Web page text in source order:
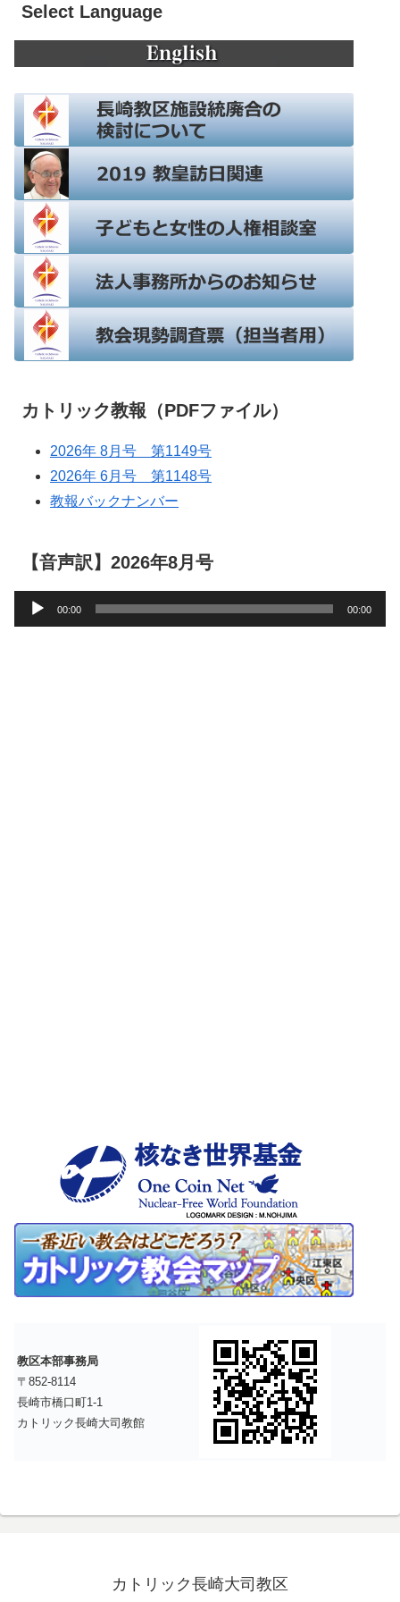
Select Language
カトリック教報（PDFファイル）
2026年 8月号 第1149号
2026年 6月号 第1148号
教報バックナンバー
【音声訳】2026年8月号
声
00:00 00:00
教区本部事務局
〒852-8114
長崎市橋口町1-1
カトリック長崎大司教館
カトリック長崎大司教区